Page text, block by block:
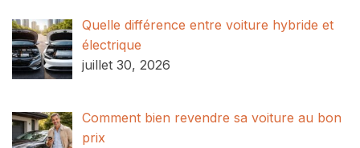
Quelle différence entre voiture hybride et
électrique
juillet 30, 2026
Comment bien revendre sa voiture au bon
prix